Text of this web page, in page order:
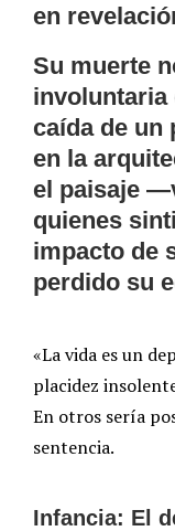
en
Su muerte
involuntaria
caída de un
en la
el paisaje
quienes
impacto de
perdido su
«La vida es un
placidez
En otros sería
sentencia.
Infancia: El